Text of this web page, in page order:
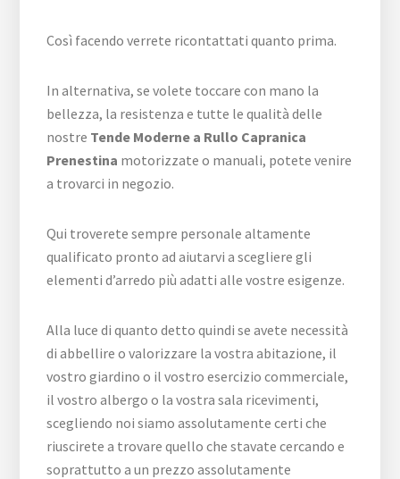
Così facendo verrete ricontattati quanto prima.
In alternativa, se volete toccare con mano la
bellezza, la resistenza e tutte le qualità delle
nostre Tende Moderne a Rullo Capranica
Prenestina motorizzate o manuali, potete venire
a trovarci in negozio.
Qui troverete sempre personale altamente
qualificato pronto ad aiutarvi a scegliere gli
elementi d’arredo più adatti alle vostre esigenze.
Alla luce di quanto detto quindi se avete necessità
di abbellire o valorizzare la vostra abitazione, il
vostro giardino o il vostro esercizio commerciale,
il vostro albergo o la vostra sala ricevimenti,
scegliendo noi siamo assolutamente certi che
riuscirete a trovare quello che stavate cercando e
soprattutto a un prezzo assolutamente